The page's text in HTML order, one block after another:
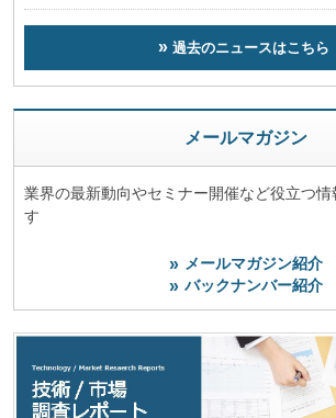
過去のニュースはこちら
メールマガジン
業界の最新動向やセミナー開催など役立つ情
す
メールマガジン紹介
バックナンバー紹介